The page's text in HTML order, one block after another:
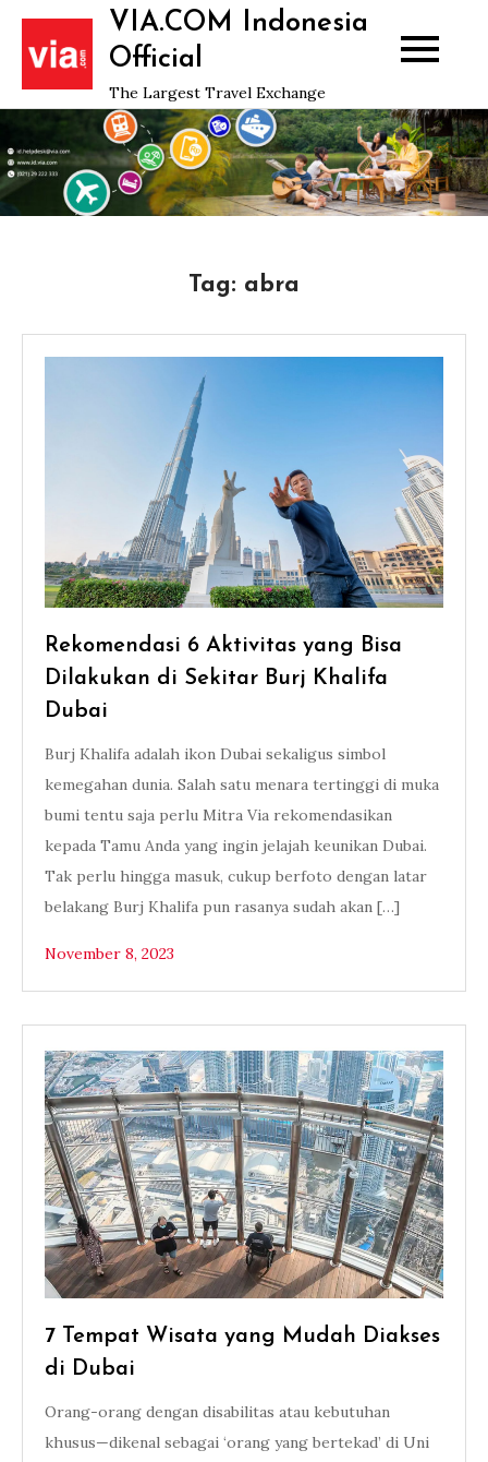
Skip
content
VIA.COM Indonesia
Official
The Largest Travel Exchange
Tag: abra
Rekomendasi 6 Aktivitas yang Bisa
Dilakukan di Sekitar Burj Khalifa
Dubai
Burj Khalifa adalah ikon Dubai sekaligus simbol
kemegahan dunia. Salah satu menara tertinggi di muka
bumi tentu saja perlu Mitra Via rekomendasikan
kepada Tamu Anda yang ingin jelajah keunikan Dubai.
Tak perlu hingga masuk, cukup berfoto dengan latar
belakang Burj Khalifa pun rasanya sudah akan […]
November 8, 2023
7 Tempat Wisata yang Mudah Diakses
di Dubai
Orang-orang dengan disabilitas atau kebutuhan
khusus—dikenal sebagai ‘orang yang bertekad’ di Uni